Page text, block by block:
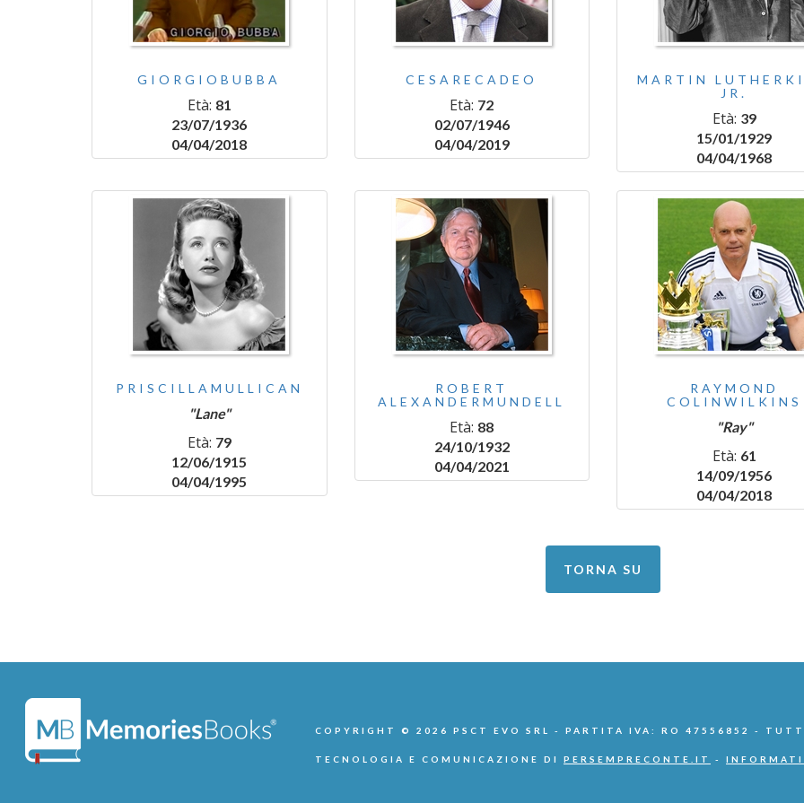
GIORGIOBUBBA
Età: 81
23/07/1936
04/04/2018
CESARECADEO
Età: 72
02/07/1946
04/04/2019
MARTIN
JR.
Età: 39
15/01/1929
04/04/1968
PRISCILLAMULLICAN
"Lane"
Età: 79
12/06/1915
04/04/1995
ROBERT
ALEXANDERMUNDELL
Età: 88
24/10/1932
04/04/2021
RAYMOND
COLINWILKINS
"Ray"
Età: 61
14/09/1956
04/04/2018
TORNA SU
COPYRIGHT © 2026 PSCT EVO SRL - PARTITA IVA: RO 47556852 -
TECNOLOGIA E COMUNICAZIONE DI PERSEMPRECONTE.IT -